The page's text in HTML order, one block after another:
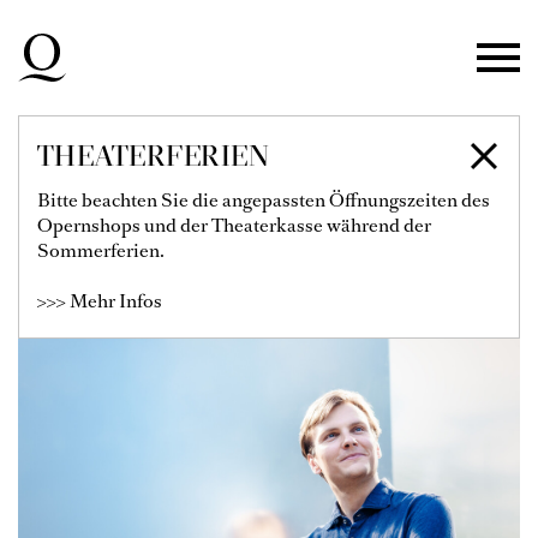
Zur Hauptnavigation springen
Zum Hauptinhalt springen
Zum Footer springen
THEATERFERIEN
Bitte beachten Sie die angepassten Öffnungszeiten des
Opernshops und der Theaterkasse während der
Sommerferien.
>>> Mehr Infos
VITALI ALEKSEENOK